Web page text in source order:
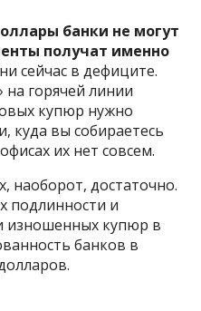
банки не могут
получат именно
сейчас в дефиците.
горячей линии
купюр нужно
куда вы собираетесь
их нет совсем.
наоборот, достаточно.
подлинности и
изношенных купюр в
банков в